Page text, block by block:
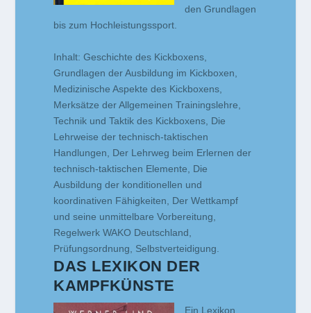
den Grundlagen
bis zum Hochleistungssport.
Inhalt: Geschichte des Kickboxens,
Grundlagen der Ausbildung im Kickboxen,
Medizinische Aspekte des Kickboxens,
Merksätze der Allgemeinen Trainingslehre,
Technik und Taktik des Kickboxens, Die
Lehrweise der technisch-taktischen
Handlungen, Der Lehrweg beim Erlernen der
technisch-taktischen Elemente, Die
Ausbildung der konditionellen und
koordinativen Fähigkeiten, Der Wettkampf
und seine unmittelbare Vorbereitung,
Regelwerk WAKO Deutschland,
Prüfungsordnung, Selbstverteidigung.
DAS LEXIKON DER
KAMPFKÜNSTE
Ein Lexikon